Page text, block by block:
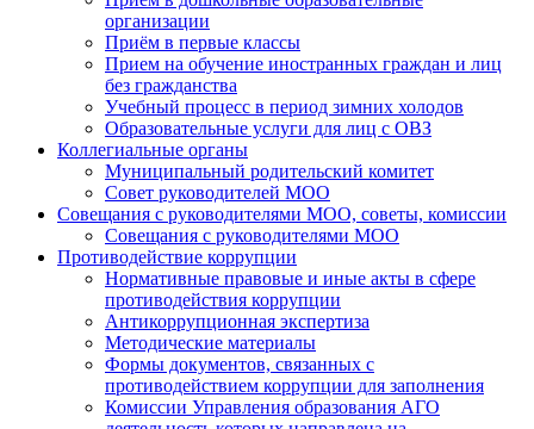
организации
Приём в первые классы
Прием на обучение иностранных граждан и лиц
без гражданства
Учебный процесс в период зимних холодов
Образовательные услуги для лиц с ОВЗ
Коллегиальные органы
Муниципальный родительский комитет
Совет руководителей МОО
Совещания с руководителями МОО, советы, комиссии
Совещания с руководителями МОО
Противодействие коррупции
Нормативные правовые и иные акты в сфере
противодействия коррупции
Антикоррупционная экспертиза
Методические материалы
Формы документов, связанных с
противодействием коррупции для заполнения
Комиссии Управления образования АГО